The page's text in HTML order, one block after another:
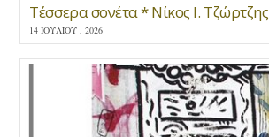
Τέσσερα σονέτα * Νίκος Ι. Τζώρτζης
14 ΙΟΥΛΊΟΥ , 2026